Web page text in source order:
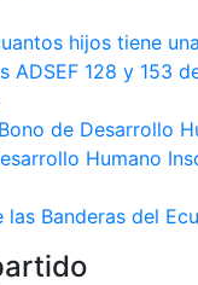
hijos tiene
ADSEF 128 y 153
de Desarrollo
Humano
las Banderas del